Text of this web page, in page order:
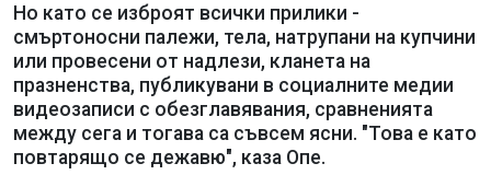
Но като се изброят всички прилики -
смъртоносни палежи, тела, натрупани на купчини
или провесени от надлези, кланета на
празненства, публикувани в социалните медии
видеозаписи с обезглавявания, сравненията
между сега и тогава са съвсем ясни. "Това е като
повтарящо се дежавю", каза Опе.